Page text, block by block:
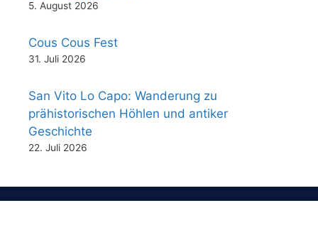
5. August 2026
Cous Cous Fest
31. Juli 2026
San Vito Lo Capo: Wanderung zu
prähistorischen Höhlen und antiker
Geschichte
22. Juli 2026